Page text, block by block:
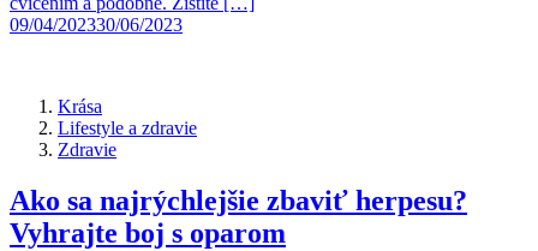
09/04/202330/06/2023
Krása
Lifestyle a zdravie
Zdravie
Ako sa najrýchlejšie zbaviť herpesu?
Vyhrajte boj s oparom